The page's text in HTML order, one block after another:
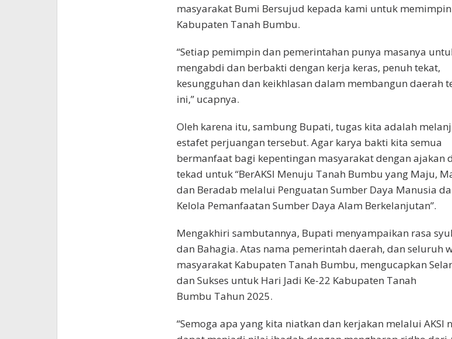
masyarakat Bumi Bersujud kepada kami untuk memimpin
Kabupaten Tanah Bumbu.
“Setiap pemimpin dan pemerintahan punya masanya
mengabdi dan berbakti dengan kerja keras, penuh tekat,
kesungguhan dan keikhlasan dalam membangun daerah
ini,” ucapnya.
Oleh karena itu, sambung Bupati, tugas kita adalah
estafet perjuangan tersebut. Agar karya bakti kita semua
bermanfaat bagi kepentingan masyarakat dengan ajakan
tekad untuk “BerAKSI Menuju Tanah Bumbu yang Maju,
dan Beradab melalui Penguatan Sumber Daya Manusia
Kelola Pemanfaatan Sumber Daya Alam Berkelanjutan”.
Mengakhiri sambutannya, Bupati menyampaikan rasa
dan Bahagia. Atas nama pemerintah daerah, dan seluruh
masyarakat Kabupaten Tanah Bumbu, mengucapkan
dan Sukses untuk Hari Jadi Ke-22 Kabupaten Tanah
Bumbu Tahun 2025.
“Semoga apa yang kita niatkan dan kerjakan melalui AKSI